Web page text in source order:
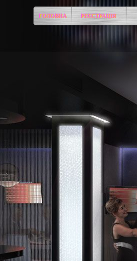
ГОЛОВНА РЕЄСТРАЦІЯ